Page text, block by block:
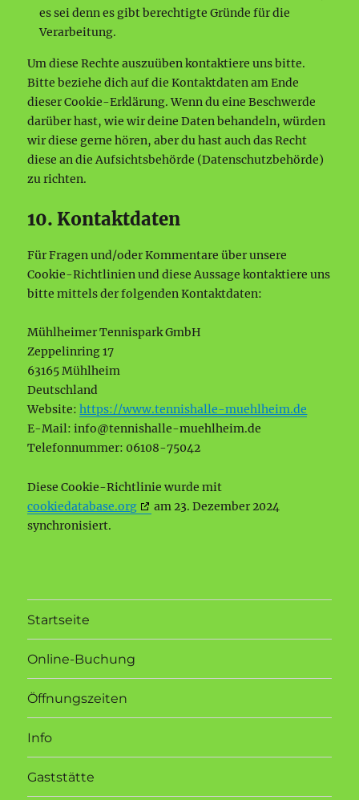
es sei denn es gibt berechtigte Gründe für die
Verarbeitung.
Um diese Rechte auszuüben kontaktiere uns bitte.
Bitte beziehe dich auf die Kontaktdaten am Ende
dieser Cookie-Erklärung. Wenn du eine Beschwerde
darüber hast, wie wir deine Daten behandeln, würden
wir diese gerne hören, aber du hast auch das Recht
diese an die Aufsichtsbehörde (Datenschutzbehörde)
zu richten.
10. Kontaktdaten
Für Fragen und/oder Kommentare über unsere
Cookie-Richtlinien und diese Aussage kontaktiere uns
bitte mittels der folgenden Kontaktdaten:
Mühlheimer Tennispark GmbH
Zeppelinring 17
63165 Mühlheim
Deutschland
Website:https://www.tennishalle-muehlheim.de
E-Mail:info@tennishalle-muehlheim.de
Telefonnummer: 06108-75042
Diese Cookie-Richtlinie wurde mit
cookiedatabase.org
am 23. Dezember 2024
synchronisiert.
Startseite
Online-Buchung
Öffnungszeiten
Info
Gaststätte